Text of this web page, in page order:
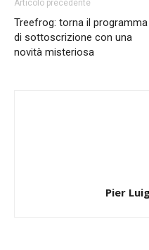
Articolo precedente
Treefrog: torna il programma
di sottoscrizione con una
novità misteriosa
Pier